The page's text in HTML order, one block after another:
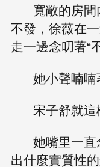
寬敞的房
不發，徐薇在
走一邊念叨著“
她小聲喃喃
宋子舒就這
她嘴里一直
出什麼實質性